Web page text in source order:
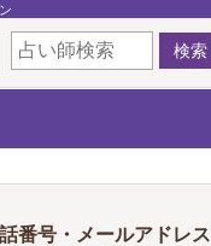
番号・メールアドレス